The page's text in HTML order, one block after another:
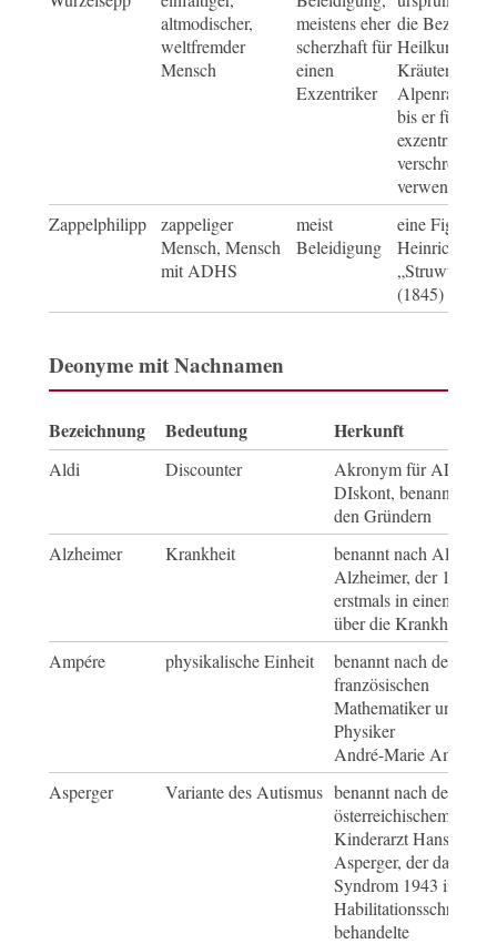
altmodischer,
weltfremder
Mensch
meistens eher
scherzhaft für
einen
Exzentriker
die
Heilkundige
Alpenraum
bis er für eine
exzentrische
verschrobene
verwendet
Zappelphilipp
zappeliger
Mensch, Mensch
mit ADHS
meist
Beleidigung
eine Figur aus
Heinrich
(1845)
Deonyme mit Nachnamen
Bezeichnung Bedeutung Herkunft
Aldi Discounter
Akronym für ALbrecht
DIskont, benannt nach
den Gründern
Alzheimer
Krankheit
benannt nach Alois
Alzheimer, der 1906
erstmals in einem
über die Krankheit
Ampére
physikalische Einheit
benannt nach dem
französischen
Mathematiker und
Physiker
André-Marie Ampère
Asperger
Variante des Autismus benannt nach dem
österreichischem
Kinderarzt Hans
Asperger, der das
Syndrom 1943 in
Habilitationsschrift
behandelte